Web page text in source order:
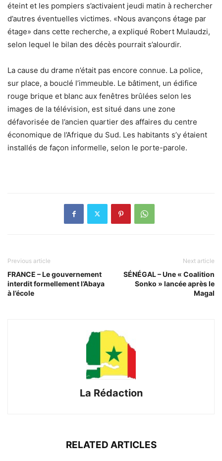
éteint et les pompiers s’activaient jeudi matin à rechercher
d’autres éventuelles victimes. «Nous avançons étage par
étage» dans cette recherche, a expliqué Robert Mulaudzi,
selon lequel le bilan des décès pourrait s’alourdir.
La cause du drame n’était pas encore connue. La police,
sur place, a bouclé l’immeuble. Le bâtiment, un édifice
rouge brique et blanc aux fenêtres brûlées selon les
images de la télévision, est situé dans une zone
défavorisée de l’ancien quartier des affaires du centre
économique de l’Afrique du Sud. Les habitants s’y étaient
installés de façon informelle, selon le porte-parole.
Previous article
FRANCE – Le gouvernement
interdit formellement l’Abaya
à l’école
Next article
SÉNÉGAL – Une « Coalition
Sonko » lancée après le
Magal
La Rédaction
RELATED ARTICLES